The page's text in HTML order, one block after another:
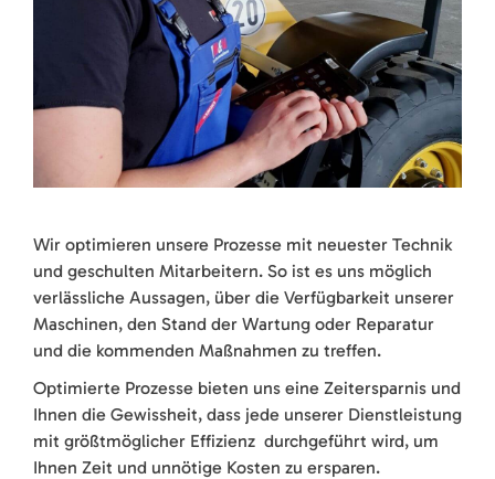
Wir optimieren unsere Prozesse mit neuester Technik
und geschulten Mitarbeitern. So ist es uns möglich
verlässliche Aussagen, über die Verfügbarkeit unserer
Maschinen, den Stand der Wartung oder Reparatur
und die kommenden Maßnahmen zu treffen.
Optimierte Prozesse bieten uns eine Zeitersparnis und
Ihnen die Gewissheit, dass jede unserer Dienstleistung
mit größtmöglicher Effizienz durchgeführt wird, um
Ihnen Zeit und unnötige Kosten zu ersparen.